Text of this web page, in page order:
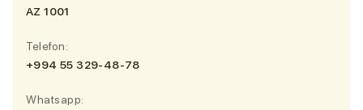
AZ 1001
Telefon:
+994 55 329-48-78
Whatsapp: